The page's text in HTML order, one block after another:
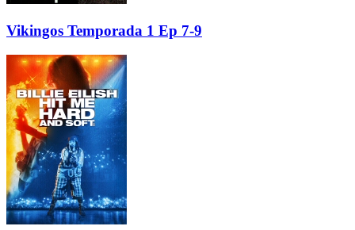
Vikingos Temporada 1 Ep 7-9